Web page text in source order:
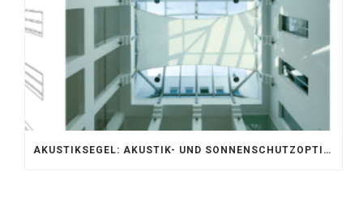
AKUSTIKSEGEL: AKUSTIK- UND SONNENSCHUTZOPTIMIERUNG IM ATRIUM DER UNIVERSITÄT BONN